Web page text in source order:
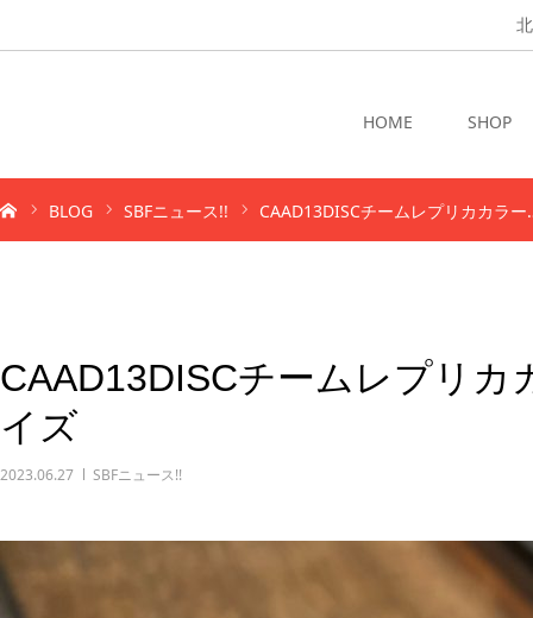
HOME SHOP
BLOG SBFニュース!! CAAD13DISCチームレプリカカラ
CAAD13DISCチームレプリカ
イズ
2023.06.27 SBFニュース!!